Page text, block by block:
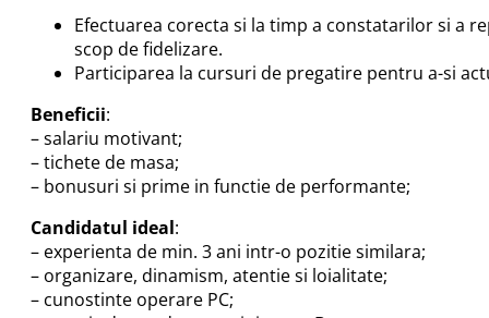
Efectuarea corecta si la timp a constatarilor si a
scop de fidelizare.
Participarea la cursuri de pregatire pentru a-si
Beneficii:
– salariu motivant;
– tichete de masa;
– bonusuri si prime in functie de performante;
Candidatul ideal:
– experienta de min. 3 ani intr-o pozitie similara;
– organizare, dinamism, atentie si loialitate;
– cunostinte operare PC;